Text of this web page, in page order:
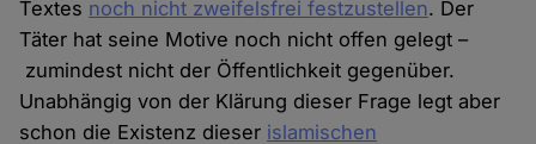
Textes noch nicht zweifelsfrei festzustellen. Der
Täter hat seine Motive noch nicht offen gelegt –
zumindest nicht der Öffentlichkeit gegenüber.
Unabhängig von der Klärung dieser Frage legt aber
schon die Existenz dieser islamischen